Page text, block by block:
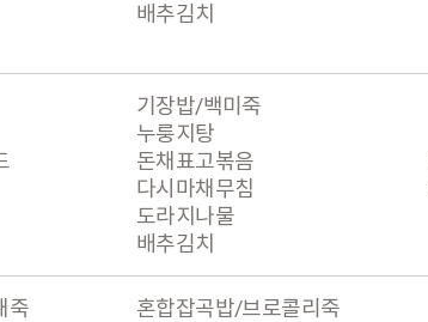
배추김치
기장밥/백미죽
누룽지탕
돈채표고볶음
다시마채무침
도라지나물
배추김치
죽
혼합잡곡밥/브로콜리죽